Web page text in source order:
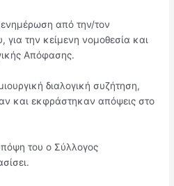
από την/τoν
για την κείμενη νομοθεσία και
Απόφασης.
διαλογική συζήτηση,
και εκφράστηκαν απόψεις στο
του ο Σύλλογος